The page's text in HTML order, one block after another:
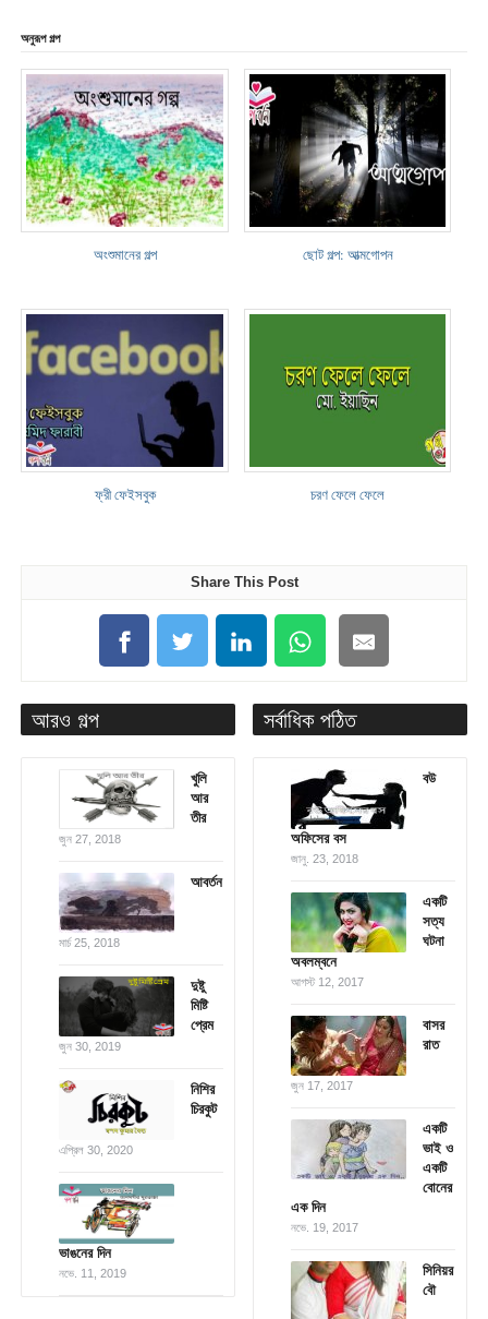
অনুরূপ গল্প
অংশুমানের গল্প ছোট গল্প: আত্মগোপন
ফ্রী ফেইসবুক চরণ ফেলে ফেলে
Share This Post
আরও গল্প
খুলি
আর
তীর
জুন 27, 2018
আবর্তন
মার্চ 25, 2018
দুষ্টু
মিষ্টি
প্রেম
জুন 30, 2019
নিশির
চিরকুট
এপ্রিল 30, 2020
ভাঙনের দিন
নভে. 11, 2019
সর্বাধিক পঠিত
বউ
অফিসের বস
জানু. 23, 2018
একটি
সত্য
ঘটনা
অবলম্বনে
আগস্ট 12, 2017
বাসর
রাত
জুন 17, 2017
একটি
ভাই ও
একটি
বোনের
এক দিন
নভে. 19, 2017
সিনিয়র
বৌ